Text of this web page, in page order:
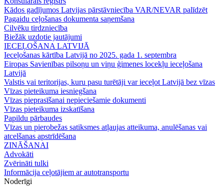
Kādos gadījumos Latvijas pārstāvniecība VAR/NEVAR palīdzēt
Pagaidu ceļošanas dokumenta saņemšana
Cilvēku tirdzniecība
Biežāk uzdotie jautājumi
IECEĻOŠANA LATVIJĀ
Ieceļošanas kārtība Latvijā no 2025. gada 1. septembra
Eiropas Savienības pilsoņu un viņu ģimenes locekļu ieceļošana
Latvijā
Valstis vai teritorijas, kuru pasu turētāji var ieceļot Latvijā bez vīzas
Vīzas pieteikuma iesniegšana
Vīzas pieprasīšanai nepieciešamie dokumenti
Vīzas pieteikuma izskatīšana
Papildu pārbaudes
Vīzas un pierobežas satiksmes atļaujas atteikuma, anulēšanas vai
atcelšanas apstrīdēšana
ZINĀŠANAI
Advokāti
Zvērināti tulki
Informācija ceļotājiem ar autotransportu
Noderīgi